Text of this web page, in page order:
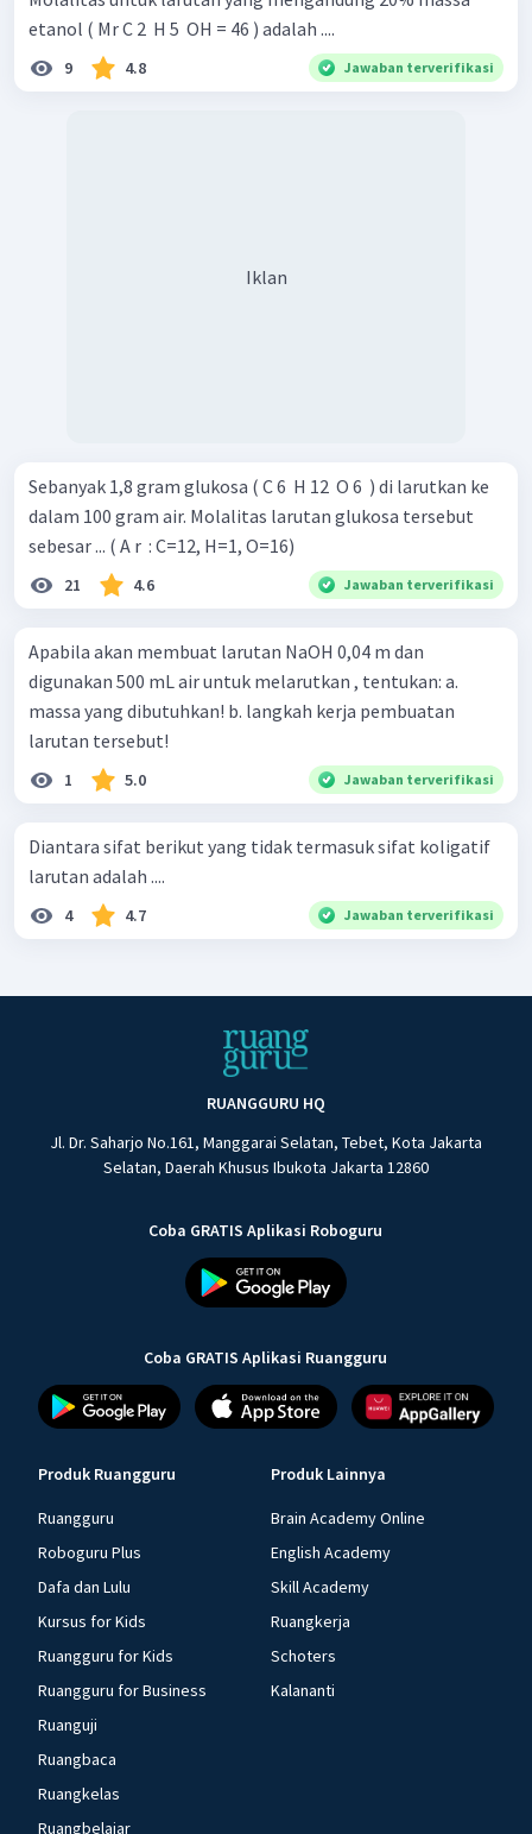
etanol ( Mr C 2 ​ H 5 ​ OH = 46 ) adalah ....
9 4.8 Jawaban terverifikasi
Iklan
Sebanyak 1,8 gram glukosa ( C 6 ​ H 12 ​ O 6 ​ ) di larutkan ke
dalam 100 gram air. Molalitas larutan glukosa tersebut
sebesar ... ( A r ​ : C=12, H=1, O=16)
21 4.6 Jawaban terverifikasi
Apabila akan membuat larutan NaOH 0,04 m dan
digunakan 500 mL air untuk melarutkan , tentukan: a.
massa yang dibutuhkan! b. langkah kerja pembuatan
larutan tersebut!
1 5.0 Jawaban terverifikasi
Diantara sifat berikut yang tidak termasuk sifat koligatif
larutan adalah ....
4 4.7 Jawaban terverifikasi
RUANGGURU HQ
Jl. Dr. Saharjo No.161, Manggarai Selatan, Tebet, Kota Jakarta
Selatan, Daerah Khusus Ibukota Jakarta 12860
Coba GRATIS Aplikasi Roboguru
Coba GRATIS Aplikasi Ruangguru
Produk Ruangguru
Ruangguru
Roboguru Plus
Dafa dan Lulu
Kursus for Kids
Ruangguru for Kids
Ruangguru for Business
Ruanguji
Ruangbaca
Ruangkelas
Ruangbelajar
Produk Lainnya
Brain Academy Online
English Academy
Skill Academy
Ruangkerja
Schoters
Kalananti